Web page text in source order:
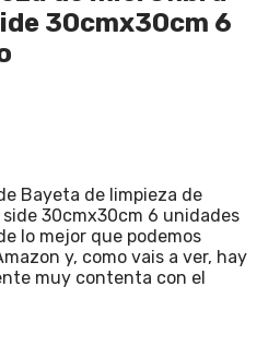
30cmx30cm 6
Bayeta de limpieza de
30cmx30cm 6 unidades
lo mejor que podemos
y, como vais a ver, hay
muy contenta con el